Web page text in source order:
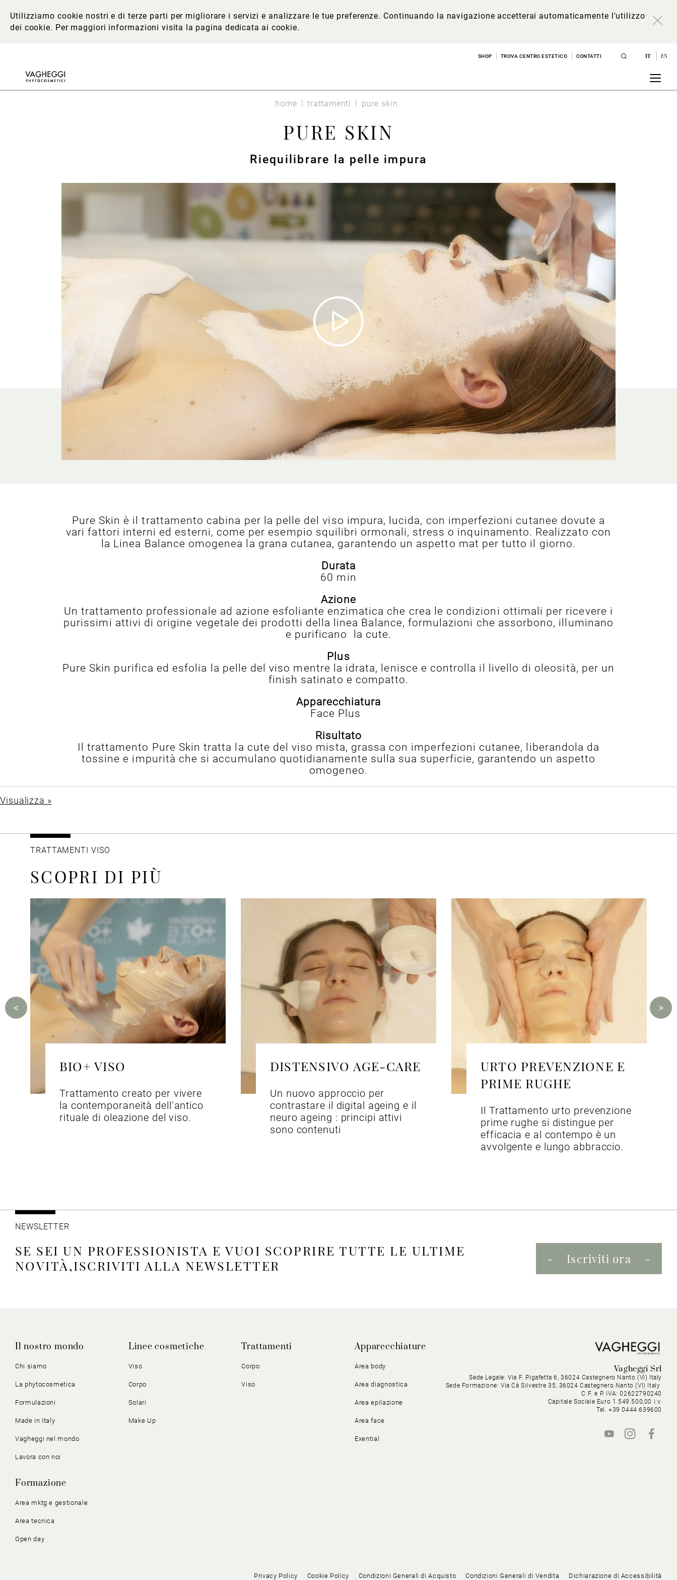
Utilizziamo cookie nostri e di terze parti per migliorare i servizi e analizzare le tue preferenze. Continuando la navigazione accetterai automaticamente l'utilizzo
dei cookie. Per maggiori informazionivisita la pagina dedicata ai cookie.
SHOP TROVA CENTRO ESTETICO CONTATTI IT EN
home trattamenti pure skin
PURE SKIN
Riequilibrare la pelle impura
Pure Skin è il trattamento cabina per la pelle del viso impura, lucida, con imperfezioni cutanee dovute a
vari fattori interni ed esterni, come per esempio squilibri ormonali, stress o inquinamento. Realizzato con
la Linea Balance omogenea la grana cutanea, garantendo un aspetto mat per tutto il giorno.
Durata
60 min
Azione
Un trattamento professionale ad azione esfoliante enzimatica che crea le condizioni ottimali per ricevere i
purissimi attivi di origine vegetale dei prodotti della linea Balance, formulazioni che assorbono, illuminano
e purificano la cute.
Plus
Pure Skin purifica ed esfolia la pelle del viso mentre la idrata, lenisce e controlla il livello di oleosità, per un
finish satinato e compatto.
Apparecchiatura
Face Plus
Risultato
Il trattamento Pure Skin tratta la cute del viso mista, grassa con imperfezioni cutanee, liberandola da
tossine e impurità che si accumulano quotidianamente sulla sua superficie, garantendo un aspetto
omogeneo.
Visualizza »
TRATTAMENTI VISO
SCOPRI DI PIÙ
BIO+ VISO
Trattamento creato per vivere
la contemporaneità dell’antico
rituale di oleazione del viso.
DISTENSIVO AGE-CARE
Un nuovo approccio per
contrastare il digital ageing e il
neuro ageing : principi attivi
sono contenuti
URTO PREVENZIONE E
PRIME RUGHE
Il Trattamento urto prevenzione
prime rughe si distingue per
efficacia e al contempo è un
avvolgente e lungo abbraccio.
NEWSLETTER
SE SEI UN PROFESSIONISTA E VUOI SCOPRIRE TUTTE LE ULTIME
NOVITÀ,ISCRIVITI ALLA NEWSLETTER
Iscriviti ora
Il nostro mondo
Chi siamo
La phytocosmetica
Formulazioni
Made in Italy
Vagheggi nel mondo
Lavora con noi
Linee cosmetiche
Viso
Corpo
Solari
Make Up
Trattamenti
Corpo
Viso
Apparecchiature
Area body
Area diagnostica
Area epilazione
Area face
Exential
Formazione
Area mktg e gestionale
Area tecnica
Open day
Vagheggi Srl
Sede Legale: Via F. Pigafetta 6, 36024 Castegnero Nanto (VI) Italy
Sede Formazione: Via Cà Silvestre 35, 36024 Castegnero Nanto (VI) Italy
C.F. e P. IVA: 02622790240
Capitale Sociale Euro 1.549.500,00 i.v.
Tel. +39 0444 639600
Privacy Policy Cookie Policy Condizioni Generali di Acquisto Condizioni Generali di Vendita Dichiarazione di Accessibilità